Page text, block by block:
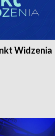
Widzenia